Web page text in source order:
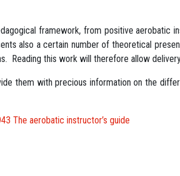
framework, from positive aerobatic
also a certain number of theoretical
Reading this work will therefore allow
them with precious information on the
The aerobatic instructor’s guide